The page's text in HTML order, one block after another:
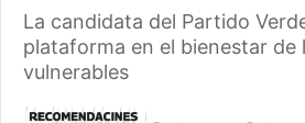
La candidata del Partido
plataforma en el bienestar de
vulnerables